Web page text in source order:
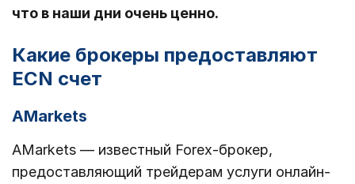
что в наши дни очень ценно.
Какие брокеры предоставляют
ECN счет
AMarkets
AMarkets — известный Forex-брокер,
предоставляющий трейдерам услуги онлайн-